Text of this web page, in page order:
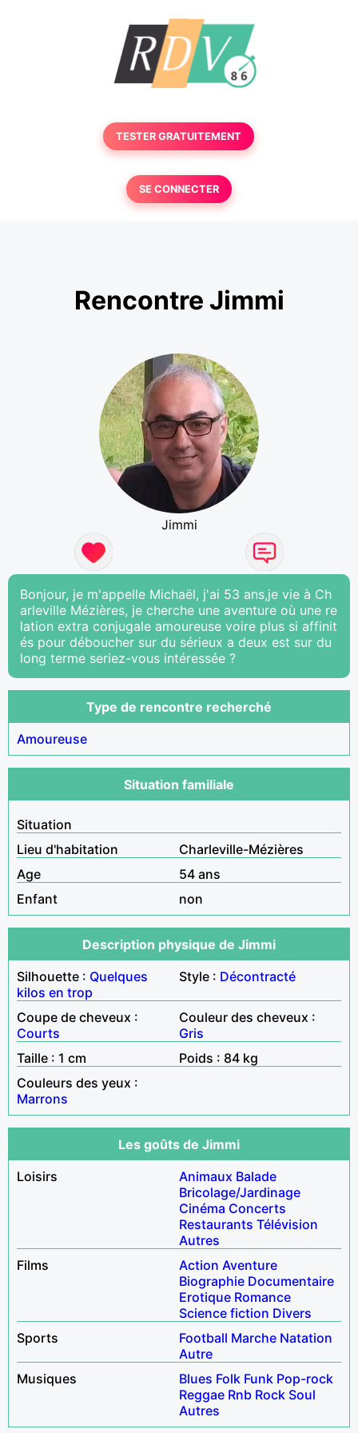
TESTER GRATUITEMENT
SE CONNECTER
Rencontre Jimmi
Jimmi
Bonjour, je m'appelle Michaël, j'ai 53 ans,je vie à Ch
arleville Mézières, je cherche une aventure où une re
lation extra conjugale amoureuse voire plus si affinit
és pour déboucher sur du sérieux a deux est sur du
long terme seriez-vous intéressée ?
Type de rencontre recherché
Amoureuse
Situation familiale
Situation
Lieu d'habitation
Charleville-Mézières
Age
54 ans
Enfant
non
Description physique de Jimmi
Silhouette : Quelques
kilos en trop
Style : Décontracté
Coupe de cheveux :
Courts
Couleur des cheveux :
Gris
Taille : 1 cm
Poids : 84 kg
Couleurs des yeux :
Marrons
Les goûts de Jimmi
Loisirs
Animaux Balade
Bricolage/Jardinage
Cinéma Concerts
Restaurants Télévision
Autres
Films
Action Aventure
Biographie Documentaire
Erotique Romance
Science fiction Divers
Sports
Football Marche Natation
Autre
Musiques
Blues Folk Funk Pop-rock
Reggae Rnb Rock Soul
Autres